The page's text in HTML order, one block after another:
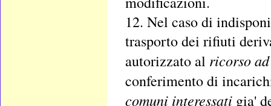
12. Nel caso di
trasporto dei rifiuti
autorizzato al ricorso
conferimento di
comuni interessati gia'